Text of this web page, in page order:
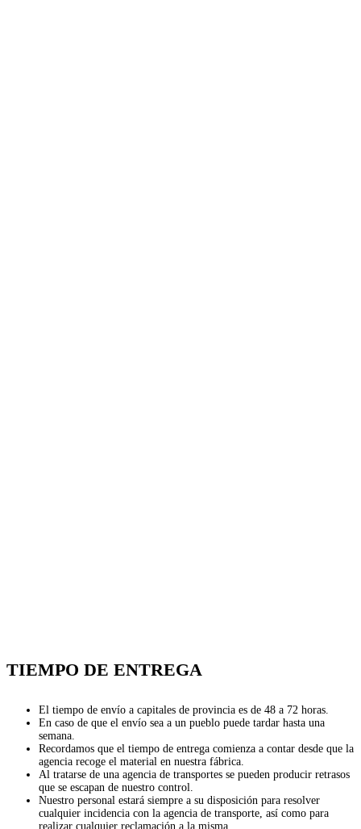
TIEMPO DE ENTREGA
El tiempo de envío a capitales de provincia es de 48 a 72 horas.
En caso de que el envío sea a un pueblo puede tardar hasta una
semana.
Recordamos que el tiempo de entrega comienza a contar desde que la
agencia recoge el material en nuestra fábrica.
Al tratarse de una agencia de transportes se pueden producir retrasos
que se escapan de nuestro control.
Nuestro personal estará siempre a su disposición para resolver
cualquier incidencia con la agencia de transporte, así como para
realizar cualquier reclamación a la misma.